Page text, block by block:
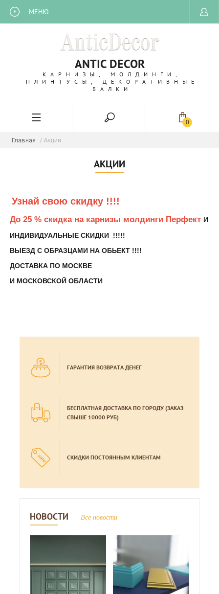
МЕНЮ
ANTIC DECOR
КАРНИЗЫ, МОЛДИНГИ,
ПЛИНТУСЫ, ДЕКОРАТИВНЫЕ
БАЛКИ
0
Главная / Акции
АКЦИИ
Узнай свою скидку !!!!
До 25 % скидка на карнизы молдинги Перфект И
ИНДИВИДУАЛЬНЫЕ СКИДКИ !!!!!
ВЫЕЗД С ОБРАЗЦАМИ НА ОБЬЕКТ !!!!
ДОСТАВКА ПО МОСКВЕ
И МОСКОВСКОЙ ОБЛАСТИ
ГАРАНТИЯ ВОЗВРАТА ДЕНЕГ
БЕСПЛАТНАЯ ДОСТАВКА ПО ГОРОДУ (ЗАКАЗ
СВЫШЕ 10000 РУБ)
СКИДКИ ПОСТОЯННЫМ КЛИЕНТАМ
НОВОСТИ Все новости